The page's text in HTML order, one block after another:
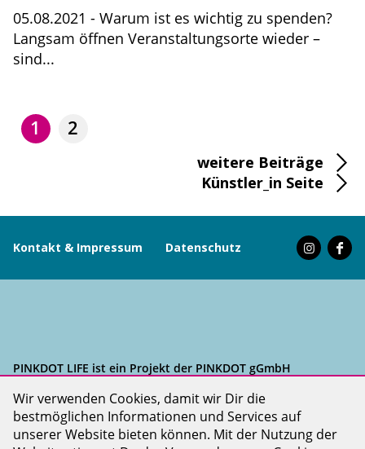
05.08.2021 - Warum ist es wichtig zu spenden?
Langsam öffnen Veranstaltungsorte wieder –
sind...
1 2
weitere Beiträge
Künstler_in Seite
Kontakt & Impressum Datenschutz
PINKDOT LIFE ist ein Projekt der PINKDOT gGmbH
Wir verwenden Cookies, damit wir Dir die
bestmöglichen Informationen und Services auf
unserer Website bieten können. Mit der Nutzung der